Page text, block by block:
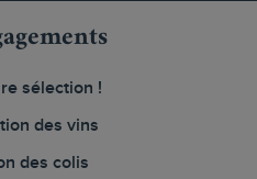
sélection !
des vins
des colis